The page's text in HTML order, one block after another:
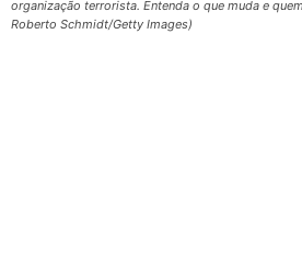
organização terrorista. Entenda o que muda e
Roberto Schmidt/Getty Images)